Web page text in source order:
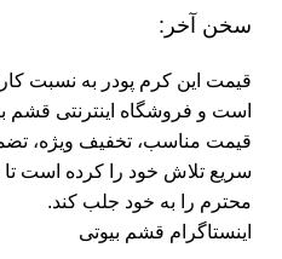
سخن آخر:
قیمت این کرم پودر به نسبت
است و فروشگاه اینترنتی قشم
قیمت مناسب، تخفیف ویژه،
سریع تلاش خود را کرده است
محترم را به خود جلب کند.
اینستاگرام قشم بیوتی